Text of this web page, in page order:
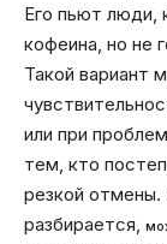
Его пьют люди,
кофеина, но не
Такой вариант
или при
тем, кто
резкой отмены.
разбирается,